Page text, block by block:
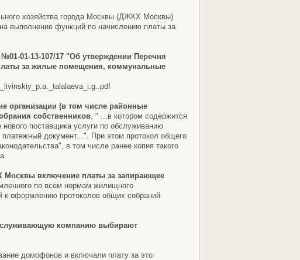
хозяйства города Москвы (ДЖКХ Москвы)
выполнение функций по начислению платы за
01-13-107/17 "Об утверждении Перечня
за жилые помещения, коммунальные
организации (в том числе районные
собственников, " ...в котором содержится
поставщика услуги по обслуживанию
документ...". При этом протокол общего
в том числе ранее копия такого
Москвы включение платы за запирающее
по всем нормам жилищного
к оформлению протоколов общих собраний
компанию выбирают
домофонов и включали плату за это